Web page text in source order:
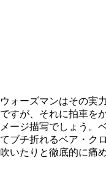
ウォーズマンはその実
ですが、それに拍車を
メージ描写でしょう。
てブチ折れるベア・ク
吹いたりと徹底的に痛